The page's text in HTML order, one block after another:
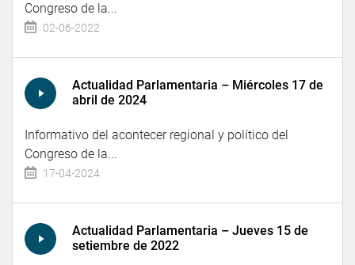
Congreso de la...
02-06-2022
Actualidad Parlamentaria – Miércoles 17 de
abril de 2024
Informativo del acontecer regional y político del
Congreso de la...
17-04-2024
Actualidad Parlamentaria – Jueves 15 de
setiembre de 2022